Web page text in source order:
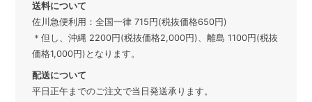
送料について
佐川急便利用：全国一律 715円(税抜価格650円)
＊但し、沖縄 2200円(税抜価格2,000円)、離島 1100円(税抜
価格1,000円)となります。
配送について
平日正午までのご注文で当日発送承ります。